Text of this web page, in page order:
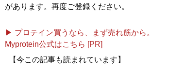
があります。再度ご登録ください。
▶ プロテイン買うなら、まず売れ筋から。
Myprotein公式はこちら [PR]
【今この記事も読まれています】